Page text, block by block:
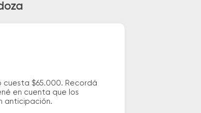
cuesta $65.000. Recordá
en cuenta que los
anticipación.